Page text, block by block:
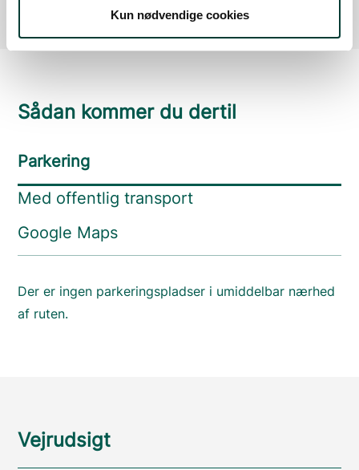
Kun nødvendige cookies
Sådan kommer du dertil
Parkering
Med offentlig transport
Google Maps
Der er ingen parkeringspladser i umiddelbar nærhed
af ruten.
Vejrudsigt